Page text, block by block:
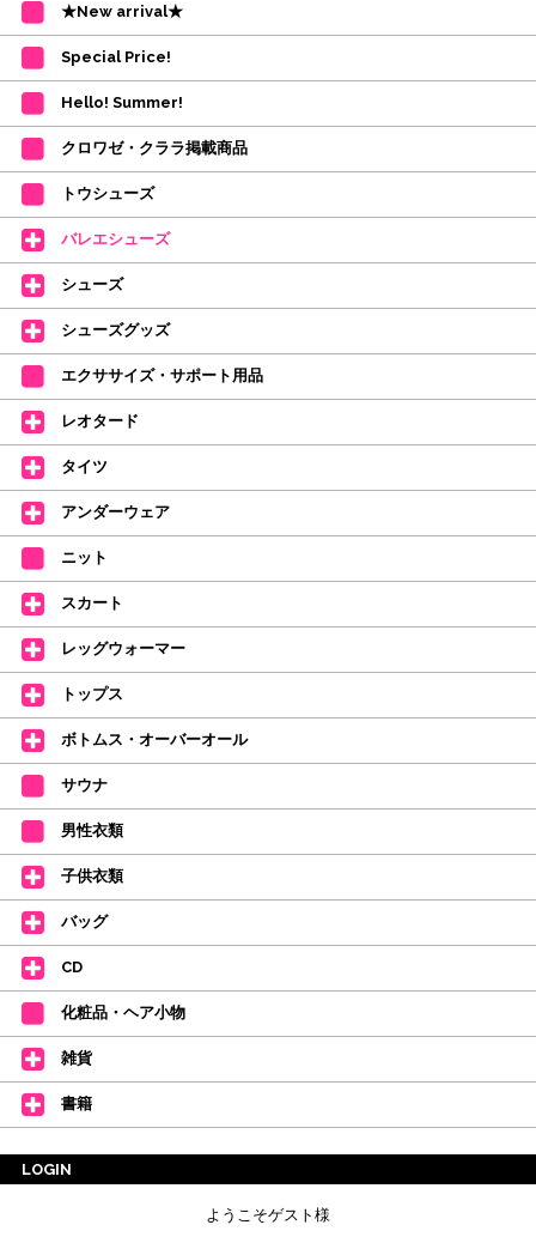
間を目安として下さい。
(目安は多少ずれこむ場合がございます。)
・在庫の確保は発送の直前に行います。カートに入れて注文完了となって
も、商品の確保はされておりません。
ご注文商品が在庫切れの場合は、上記お目安の頃にご連絡させていただき
ます。
カード決済をされたお客様は決済金額の変更をさせていただきます。
【ミルバ×たけいみき】オリジナルタオルが新登場!
レッスンのお供にはもちろん、毎日の持ち歩きやギフトにもぴったりのミル
バオリジナルタオルです。
たけいみきさんが描く「夢かわいい」バレエイラストが、そのままタオルに
なりました。
デラロミラノ2026コレクションの販売を開始しました☆
↑ご購入頂いたお客様に、デラロミラノのロゴ入りボールペンをプレゼント
中。
(お一人様1本限りになります)
価格改定のお知らせ
2026年4月1日よりシューズ全般、衣類など商品を値上げしました。
何卒ご理解いただけますようお願い申し上げます
【シューズのフィッティングについて】
全店、ご予約不要です(18:30まで)。タイツ・ソックス・トウパッドを
持参してください。
【ミルバ インスタグラム】←ここをクリック♪
皆さまのダンスライフをサポートできるようなさまざまな商品をご紹介して
おります。
【新商品はこちらから】 ←ここをクリック♪
★New arrival★
Special Price!
Hello! Summer!
クロワゼ・クララ掲載商品
トウシューズ
バレエシューズ
シューズ
シューズグッズ
エクササイズ・サポート用品
レオタード
タイツ
アンダーウェア
ニット
スカート
レッグウォーマー
トップス
ボトムス・オーバーオール
サウナ
男性衣類
子供衣類
バッグ
CD
化粧品・ヘア小物
雑貨
書籍
LOGIN
ようこそゲスト様